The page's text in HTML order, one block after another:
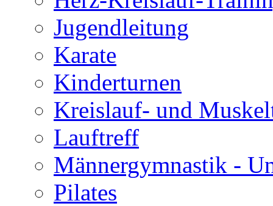
Jugendleitung
Karate
Kinderturnen
Kreislauf- und
Lauftreff
Männergymnastik -
Pilates